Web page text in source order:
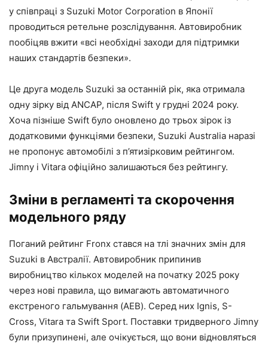
у співпраці з Suzuki Motor Corporation в Японії
проводиться ретельне розслідування. Автовиробник
пообіцяв вжити «всі необхідні заходи для підтримки
наших стандартів безпеки».
Це друга модель Suzuki за останній рік, яка отримала
одну зірку від ANCAP, після Swift у грудні 2024 року.
Хоча пізніше Swift було оновлено до трьох зірок із
додатковими функціями безпеки, Suzuki Australia наразі
не пропонує автомобілі з п’ятизірковим рейтингом.
Jimny і Vitara офіційно залишаються без рейтингу.
Зміни в регламенті та скорочення
модельного ряду
Поганий рейтинг Fronx стався на тлі значних змін для
Suzuki в Австралії. Автовиробник припинив
виробництво кількох моделей на початку 2025 року
через нові правила, що вимагають автоматичного
екстреного гальмування (AEB). Серед них Ignis, S-
Cross, Vitara та Swift Sport. Поставки тридверного Jimny
були призупинені, але очікується, що вони відновляться